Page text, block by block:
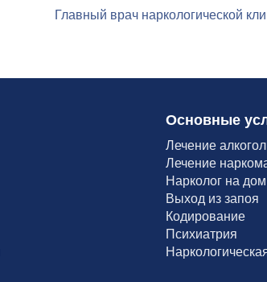
Главный врач наркологической
Основные
Лечение
Лечение
Нарколог на дом
Выход из запоя
Кодирование
Психиатрия